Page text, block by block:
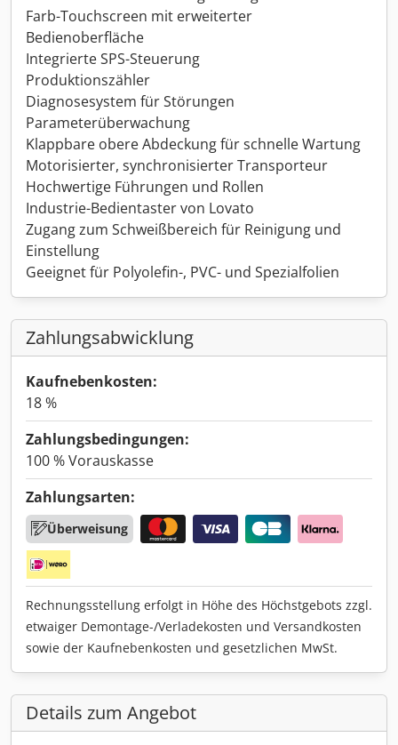
Farb-Touchscreen mit erweiterter
Bedienoberfläche
Integrierte SPS-Steuerung
Produktionszähler
Diagnosesystem für Störungen
Parameterüberwachung
Klappbare obere Abdeckung für schnelle Wartung
Motorisierter, synchronisierter Transporteur
Hochwertige Führungen und Rollen
Industrie-Bedientaster von Lovato
Zugang zum Schweißbereich für Reinigung und
Einstellung
Geeignet für Polyolefin-, PVC- und Spezialfolien
Zahlungsabwicklung
Kaufnebenkosten:
18 %
Zahlungsbedingungen:
100 % Vorauskasse
Zahlungsarten:
Überweisung
Rechnungsstellung erfolgt in Höhe des Höchstgebots zzgl.
etwaiger Demontage-/Verladekosten und Versandkosten
sowie der Kaufnebenkosten und gesetzlichen MwSt.
Details zum Angebot